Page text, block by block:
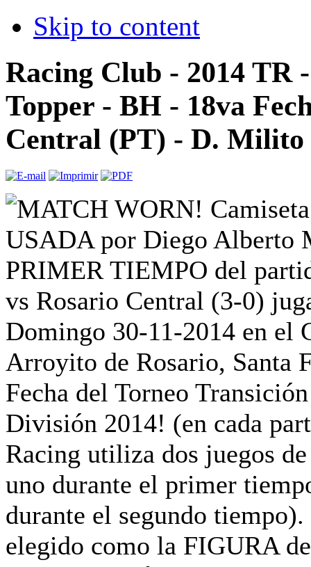
Skip to content
Racing Club - 2014 TR
Topper - BH - 18va
Central (PT) - D. Milito